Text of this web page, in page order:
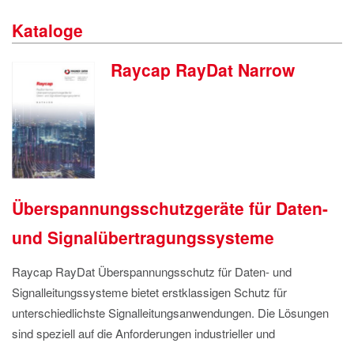
DATENSCHUTZ
Kataloge
Raycap RayDat Narrow
Überspannungsschutzgeräte für Daten-
und Signalübertragungssysteme
Raycap RayDat Überspannungsschutz für Daten- und
Signalleitungssysteme bietet erstklassigen Schutz für
unterschiedlichsteSignalleitungsanwendungen. Die Lösungen
sindspeziell aufdie Anforderungen industrieller und